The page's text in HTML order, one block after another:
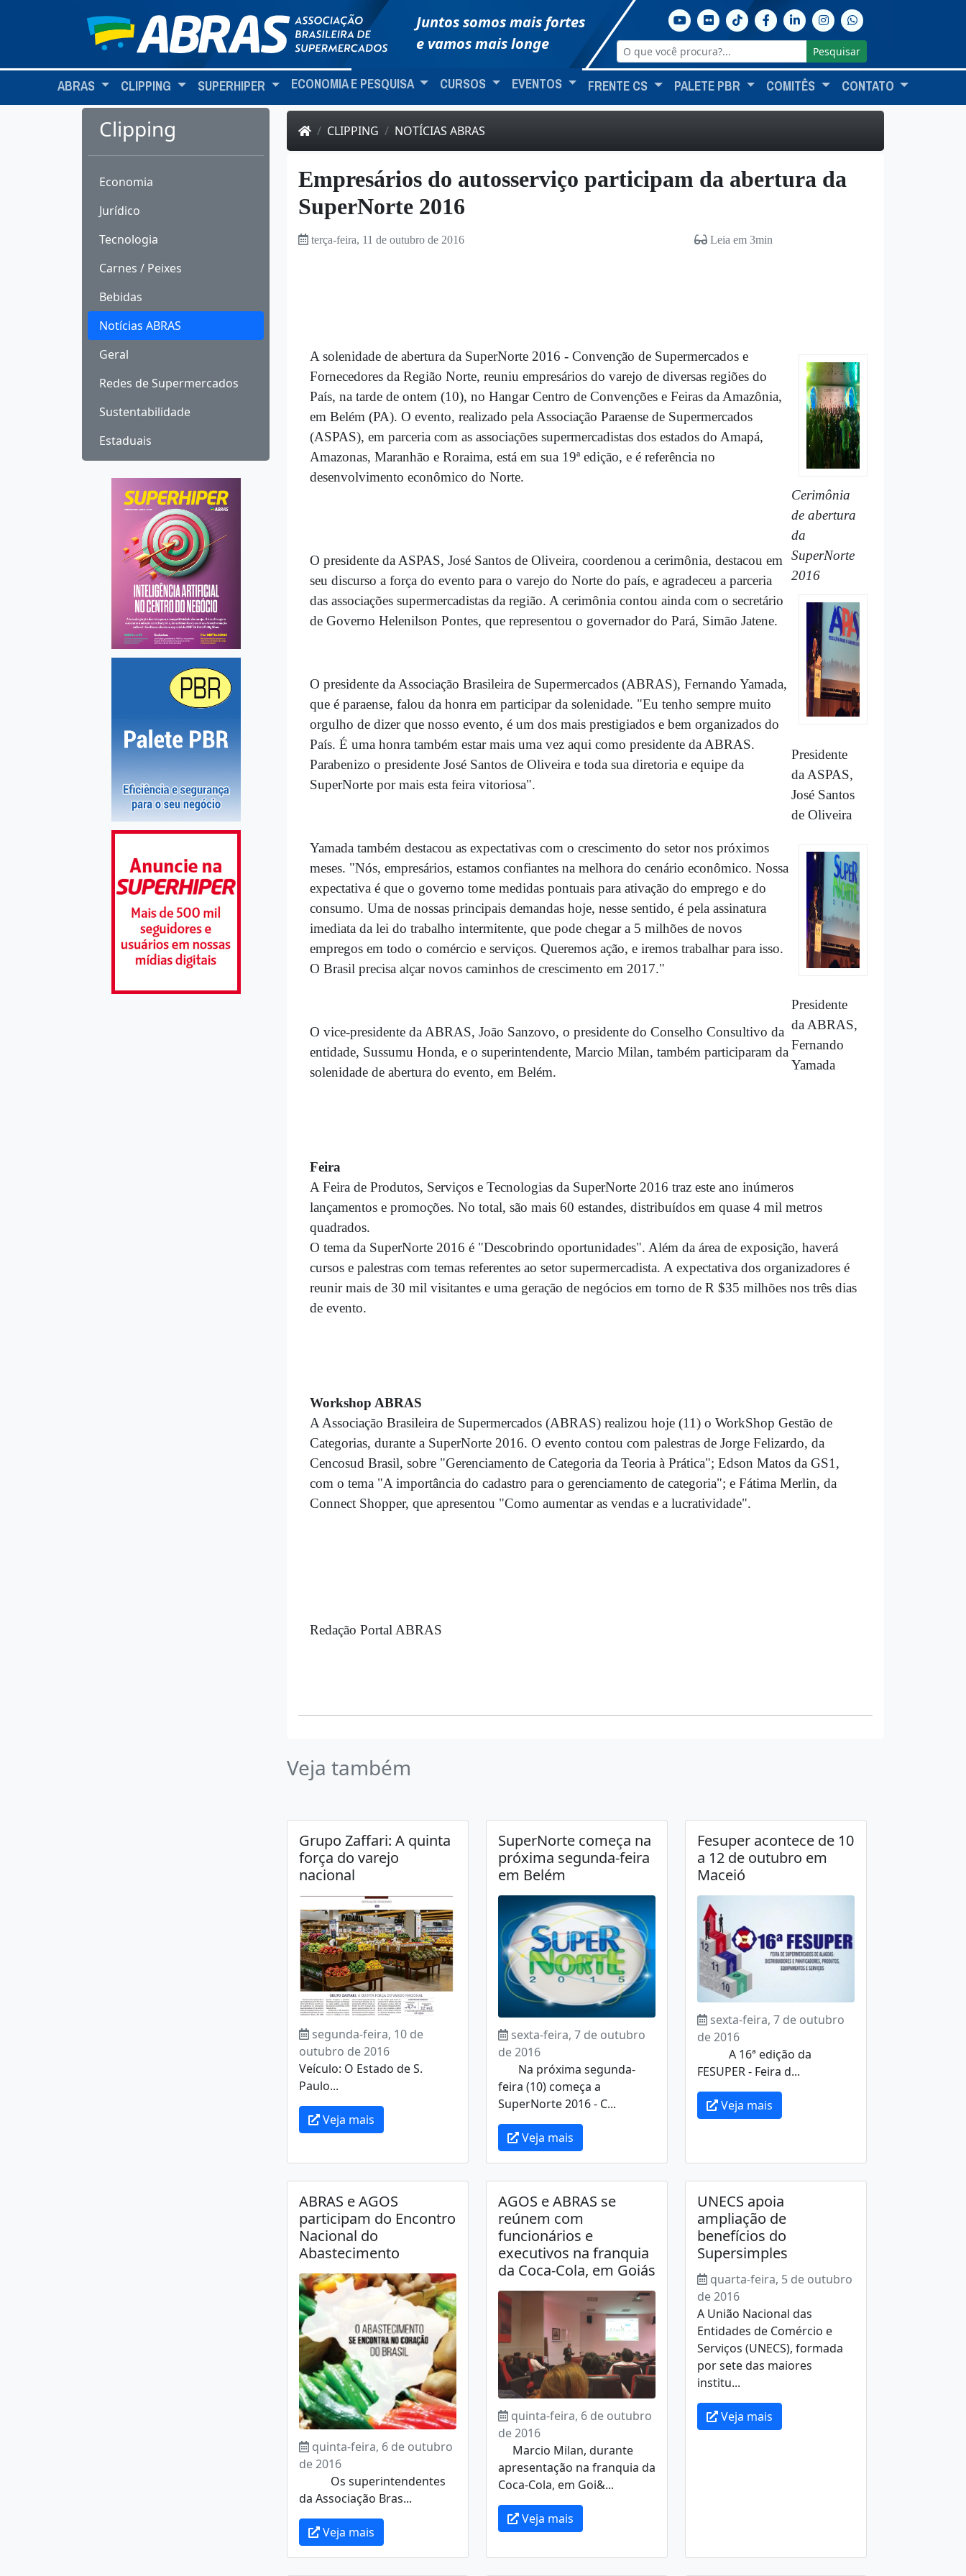
Juntos somos mais fortes
e vamos mais longe
Pesquisar
ABRAS CLIPPING SUPERHIPER ECONOMIA E PESQUISA CURSOS EVENTOS FRENTE CS PALETE PBR COMITÊS CONTATO
Clipping
Economia
Jurídico
Tecnologia
Carnes / Peixes
Bebidas
Notícias ABRAS
Geral
Redes de Supermercados
Sustentabilidade
Estaduais
CLIPPING NOTÍCIAS ABRAS
Empresários do autosserviço participam da abertura da
SuperNorte 2016
terça-feira, 11 de outubro de 2016 Leia em 3min
Cerimônia
de abertura
da
SuperNorte
2016
Presidente
da ASPAS,
José Santos
de Oliveira
Presidente
da ABRAS,
Fernando
Yamada
A solenidade de abertura da SuperNorte 2016 - Convenção de Supermercados e
Fornecedores da Região Norte, reuniu empresários do varejo de diversas regiões do
País, na tarde de ontem (10), no Hangar Centro de Convenções e Feiras da Amazônia,
em Belém (PA). O evento, realizado pela Associação Paraense de Supermercados
(ASPAS), em parceria com as associações supermercadistas dos estados do Amapá,
Amazonas, Maranhão e Roraima, está em sua 19ª edição, e é referência no
desenvolvimento econômico do Norte.
O presidente da ASPAS, José Santos de Oliveira, coordenou a cerimônia, destacou em
seu discurso a força do evento para o varejo do Norte do país, e agradeceu a parceria
das associações supermercadistas da região. A cerimônia contou ainda com o secretário
de Governo Helenilson Pontes, que representou o governador do Pará, Simão Jatene.
O presidente da Associação Brasileira de Supermercados (ABRAS), Fernando Yamada,
que é paraense, falou da honra em participar da solenidade. "Eu tenho sempre muito
orgulho de dizer que nosso evento, é um dos mais prestigiados e bem organizados do
País. É uma honra também estar mais uma vez aqui como presidente da ABRAS.
Parabenizo o presidente José Santos de Oliveira e toda sua diretoria e equipe da
SuperNorte por mais esta feira vitoriosa".
Yamada também destacou as expectativas com o crescimento do setor nos próximos
meses. "Nós, empresários, estamos confiantes na melhora do cenário econômico. Nossa
expectativa é que o governo tome medidas pontuais para ativação do emprego e do
consumo. Uma de nossas principais demandas hoje, nesse sentido, é pela assinatura
imediata da lei do trabalho intermitente, que pode chegar a 5 milhões de novos
empregos em todo o comércio e serviços. Queremos ação, e iremos trabalhar para isso.
O Brasil precisa alçar novos caminhos de crescimento em 2017."
O vice-presidente da ABRAS, João Sanzovo, o presidente do Conselho Consultivo da
entidade, Sussumu Honda, e o superintendente, Marcio Milan, também participaram da
solenidade de abertura do evento, em Belém.
Feira
A Feira de Produtos, Serviços e Tecnologias da SuperNorte 2016 traz este ano inúmeros
lançamentos e promoções. No total, são mais 60 estandes, distribuídos em quase 4 mil metros
quadrados.
O tema da SuperNorte 2016 é "Descobrindo oportunidades". Além da área de exposição, haverá
cursos e palestras com temas referentes ao setor supermercadista. A expectativa dos organizadores é
reunir mais de 30 mil visitantes e uma geração de negócios em torno de R $35 milhões nos três dias
de evento.
Workshop ABRAS
A Associação Brasileira de Supermercados (ABRAS) realizou hoje (11) o WorkShop Gestão de
Categorias, durante a SuperNorte 2016. O evento contou com palestras de Jorge Felizardo, da
Cencosud Brasil, sobre "Gerenciamento de Categoria da Teoria à Prática"; Edson Matos da GS1,
com o tema "A importância do cadastro para o gerenciamento de categoria"; e Fátima Merlin, da
Connect Shopper, que apresentou "Como aumentar as vendas e a lucratividade".
Redação Portal ABRAS
Veja também
Grupo Zaffari: A quinta
força do varejo
nacional
segunda-feira, 10 de
outubro de 2016
Veículo: O Estado de S.
Paulo...
Veja mais
SuperNorte começa na
próxima segunda-feira
em Belém
sexta-feira, 7 de outubro
de 2016
Na próxima segunda-
feira (10) começa a
SuperNorte 2016 - C...
Veja mais
Fesuper acontece de 10
a 12 de outubro em
Maceió
sexta-feira, 7 de outubro
de 2016
A 16ª edição da
FESUPER - Feira d...
Veja mais
ABRAS e AGOS
participam do Encontro
Nacional do
Abastecimento
quinta-feira, 6 de outubro
de 2016
Os superintendentes
da Associação Bras...
Veja mais
AGOS e ABRAS se
reúnem com
funcionários e
executivos na franquia
da Coca-Cola, em Goiás
quinta-feira, 6 de outubro
de 2016
Marcio Milan, durante
apresentação na franquia da
Coca-Cola, em Goi&...
Veja mais
UNECS apoia
ampliação de
benefícios do
Supersimples
quarta-feira, 5 de outubro
de 2016
A União Nacional das
Entidades de Comércio e
Serviços (UNECS), formada
por sete das maiores
institu...
Veja mais